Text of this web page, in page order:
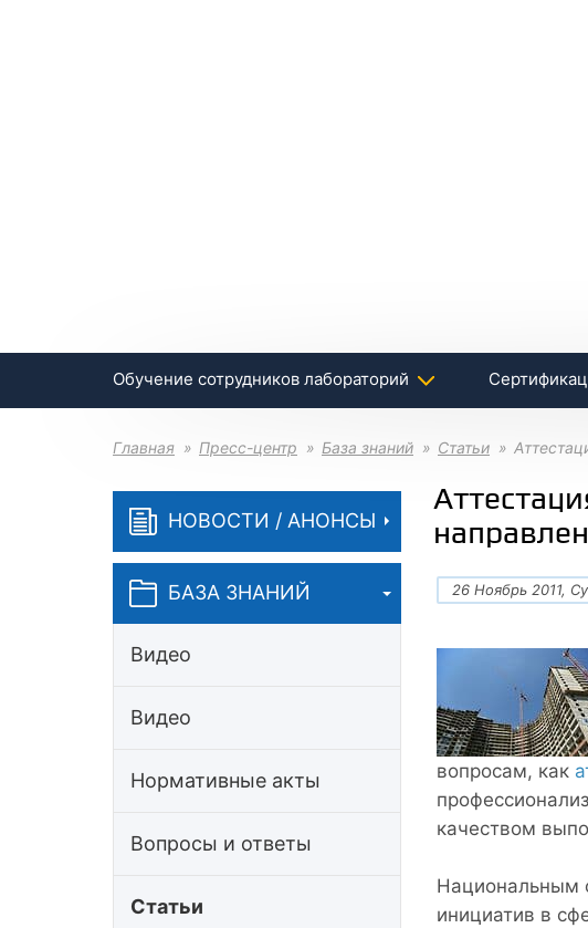
Обучение сотрудников лабораторий
Главная Пресс-центр База знаний Статьи
НОВОСТИ / АНОНСЫ
БАЗА ЗНАНИЙ
Видео
Видео
Нормативные акты
Вопросы и ответы
Статьи
26 Ноябрь 2011,
вопросам, как
качеством
Национальным
инициатив в